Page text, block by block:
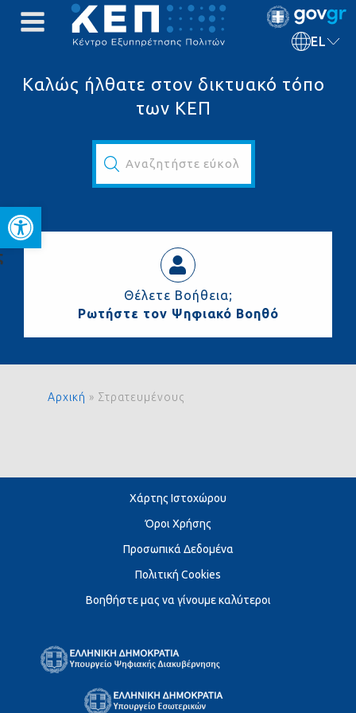
Ανοίξτε τη γραμμή
EL
Καλώς ήλθατε στον δικτυακό τόπο
των ΚΕΠ
Αναζητήστε εύκολα και γρήγορα...
Θέλετε Βοήθεια;
Ρωτήστε τον Ψηφιακό Βοηθό
Αρχική » Στρατευμένους
Χάρτης Ιστοχώρου
Όροι Χρήσης
Προσωπικά Δεδομένα
Πολιτική Cookies
Βοηθήστε μας να γίνουμε καλύτεροι